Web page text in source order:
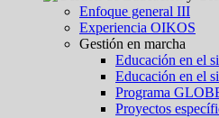
Enfoque general III
Experiencia OIKOS
Gestión en marcha
Educación en el
Educación en el
Programa
Proyectos